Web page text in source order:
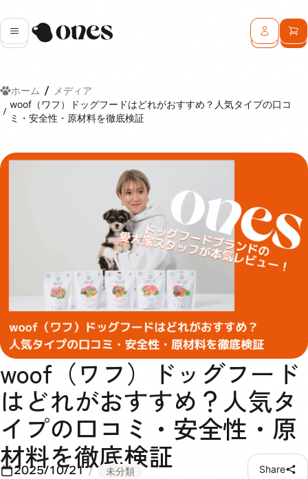
メニューOnes ログインカ
ホーム
メディア
woof（ワフ）ドッグフードはどれがおすすめ？人気タイプの口コ
ミ・安全性・原材料を徹底検証
woof（ワフ）ドッグフード
はどれがおすすめ？人気タ
イプの口コミ・安全性・原
材料を徹底検証
2025/10/21 未分類 Share